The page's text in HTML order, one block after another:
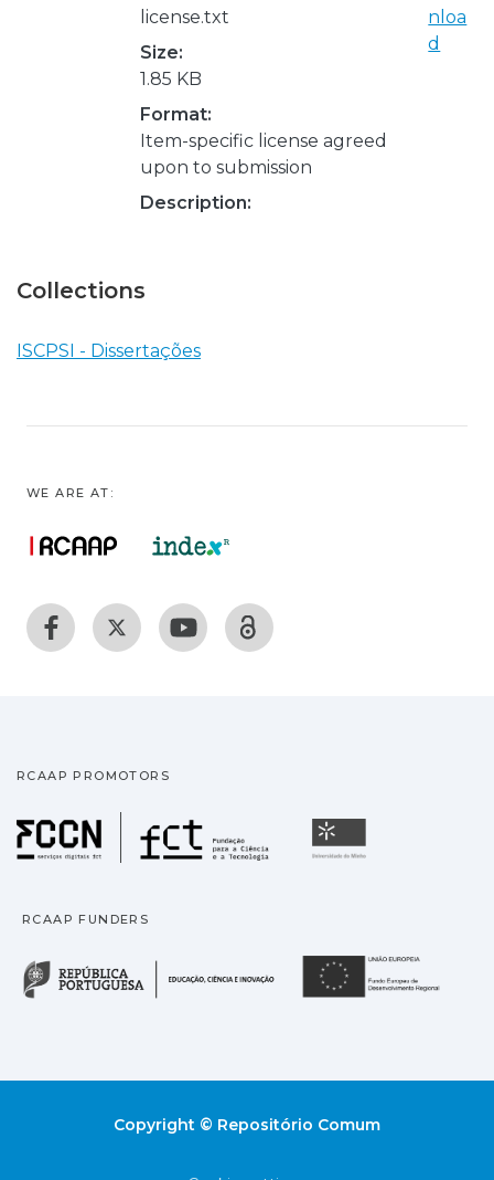
license.txt
Size:
1.85 KB
Format:
Item-specific license agreed
upon to submission
Description:
nloa
d
Collections
ISCPSI - Dissertações
WE ARE AT:
RCAAP PROMOTORS
Fundação para a
RCAAP FUNDERS
República Portuguesa
Copyright © Repositório Comum